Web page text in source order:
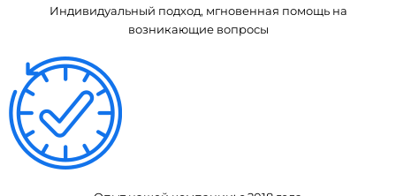
Индивидуальный подход, мгновенная помощь на
возникающие вопросы